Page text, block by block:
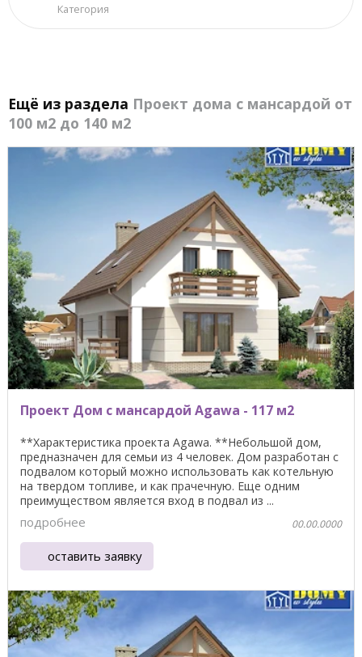
Категория
Ещё из раздела Проект дома с мансардой от
100 м2 до 140 м2
Проект Дом с мансардой Agawa - 117 м2
**Характеристика проекта Agawa. **Небольшой дом,
предназначен для семьи из 4 человек. Дом разработан с
подвалом который можно использовать как котельную
на твердом топливе, и как прачечную. Еще одним
преимуществом является вход в подвал из ...
подробнее 00.00.0000
оставить заявку